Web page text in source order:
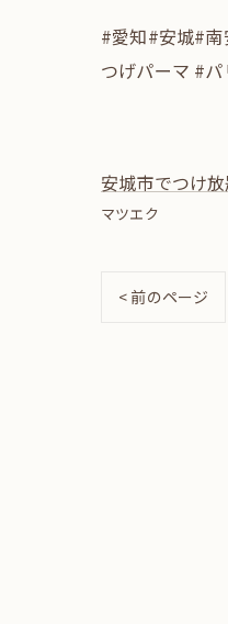
#愛知#安城#
つげパーマ #
安城市でつけ
マツエク
< 前のページ